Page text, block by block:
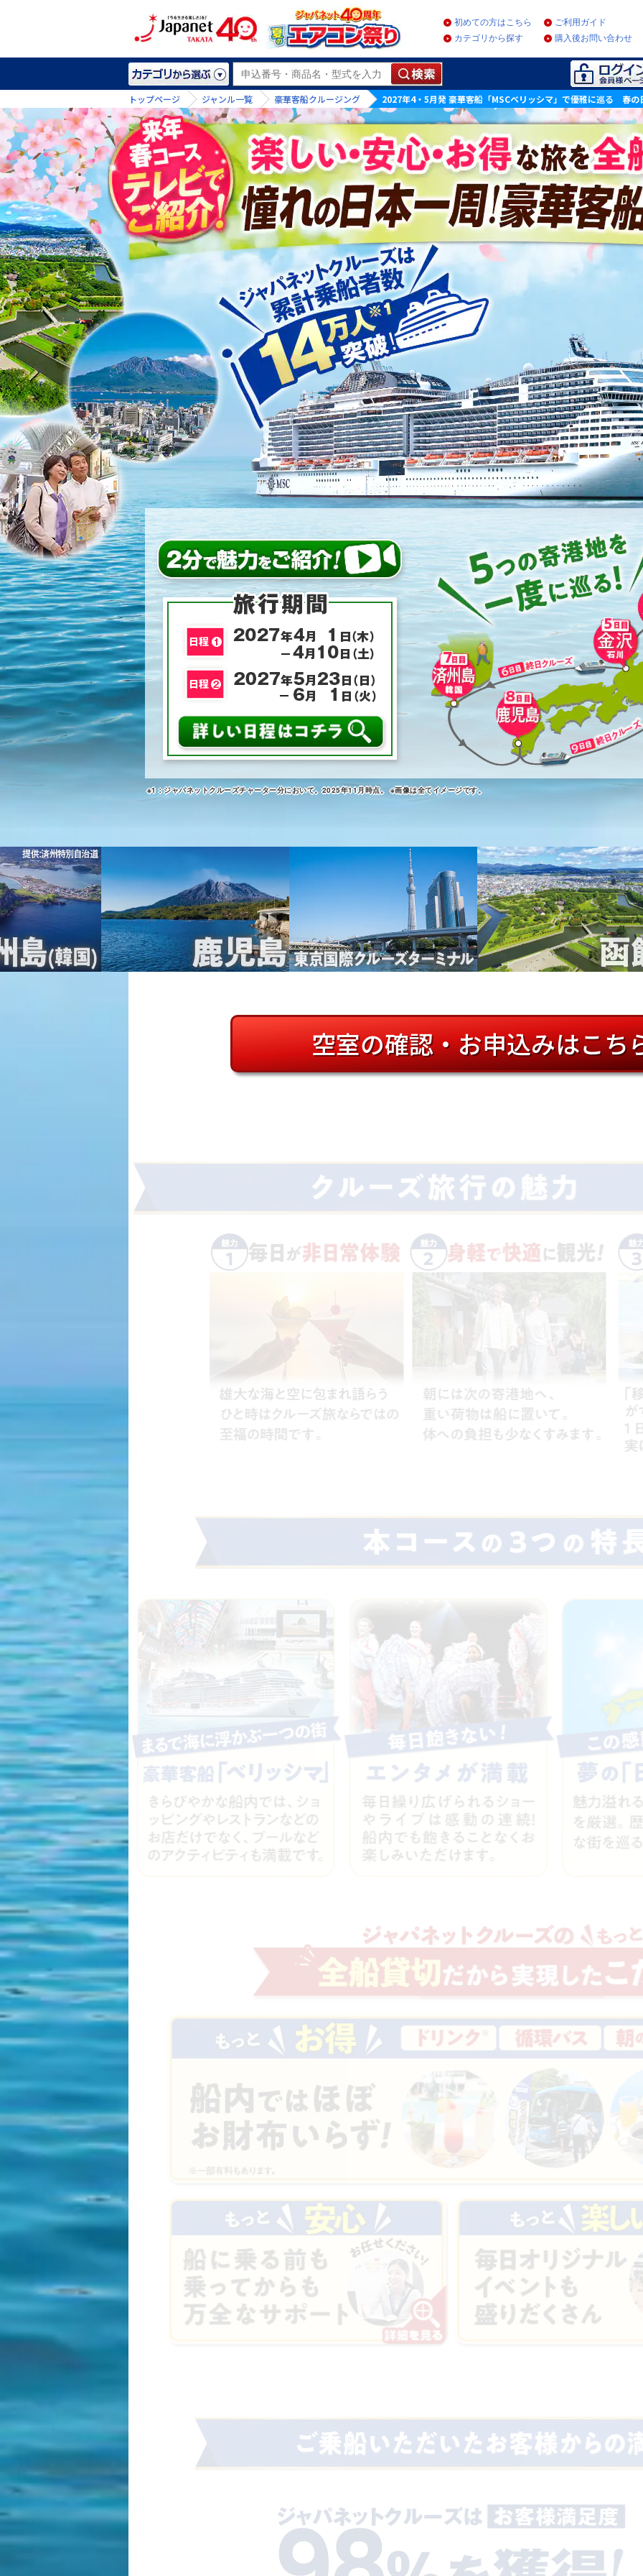
初めての方はこちら
ご利用ガイド
カテゴリから探す
購入後お問い合わせ
トップページ ジャンル一覧 豪華客船クルージング 2027年4・5月発 豪華客船「MSCベリッシマ」で優雅に巡る 春の
※1：ジャパネットクルーズチャーター分において。2025年11月時点。 ※画像は全てイメージです。
空室の確認・お申込みはこち